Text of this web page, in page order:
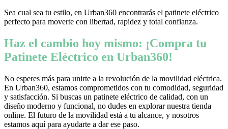
Sea cual sea tu estilo, en Urban360 encontrarás el patinete eléctrico
perfecto para moverte con libertad, rapidez y total confianza.
Haz el cambio hoy mismo: ¡Compra tu
Patinete Eléctrico en Urban360!
No esperes más para unirte a la revolución de la movilidad eléctrica.
En Urban360, estamos comprometidos con tu comodidad, seguridad
y satisfacción. Si buscas un patinete eléctrico de calidad, con un
diseño moderno y funcional, no dudes en explorar nuestra tienda
online. El futuro de la movilidad está a tu alcance, y nosotros
estamos aquí para ayudarte a dar ese paso.